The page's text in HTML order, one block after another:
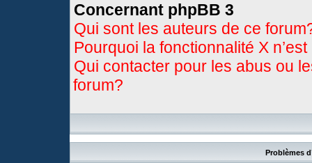
Concernant phpBB 3
Qui sont les auteurs de ce
Pourquoi la fonctionnalité X
Qui contacter pour les abus ou
forum?
Problèmes